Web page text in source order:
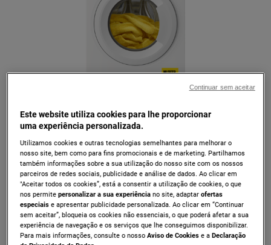
Toque para ampliar
ZNF942F1W1
Máquina de lavar roupa de livre
instalação de 9.0 kg
Ficha de informação do produto
Este website utiliza cookies para lhe proporcionar
uma experiência personalizada.
Utilizamos cookies e outras tecnologias semelhantes para melhorar o
nosso site, bem como para fins promocionais e de marketing. Partilhamos
também informações sobre a sua utilização do nosso site com os nossos
parceiros de redes sociais, publicidade e análise de dados. Ao clicar em
"Aceitar todos os cookies”, está a consentir a utilização de cookies, o que
nos permitepersonalizar a sua experiênciano site, adaptarofertas
especiaise apresentar publicidade personalizada. Ao clicar em “Continuar
sem aceitar”, bloqueia os cookies não essenciais, o que poderá afetar a sua
experiência de navegação e os serviços que lhe conseguimos disponibilizar.
Para mais informações, consulte o nossoAviso de Cookies e aDeclaração
Continuar sem aceitar